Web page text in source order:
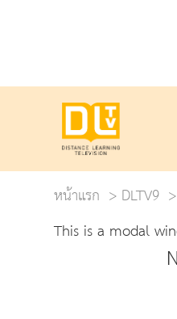
หน้าแรก
DLTV9
This is a modal